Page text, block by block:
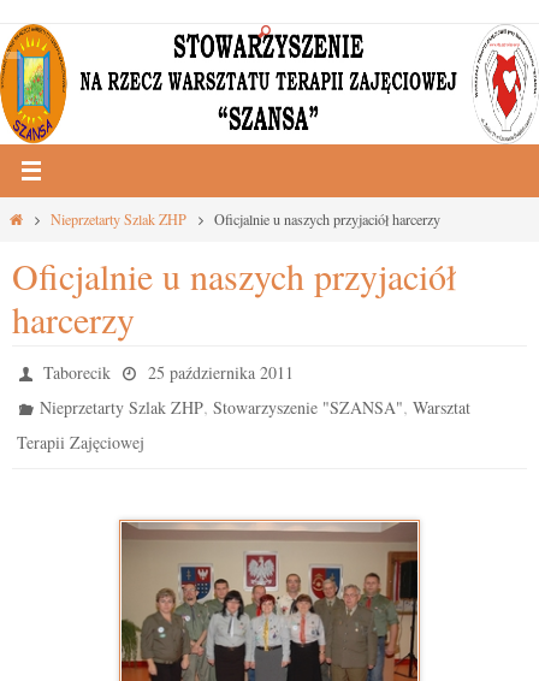
Przejdź
do
treści
StronaNieprzetarty Szlak ZHP Oficjalnie u naszych przyjaciół harcerzy
Oficjalnie u naszych przyjaciół
harcerzy
Taborecik
25 października 2011
Nieprzetarty Szlak ZHP,Stowarzyszenie "SZANSA",Warsztat
Terapii Zajęciowej